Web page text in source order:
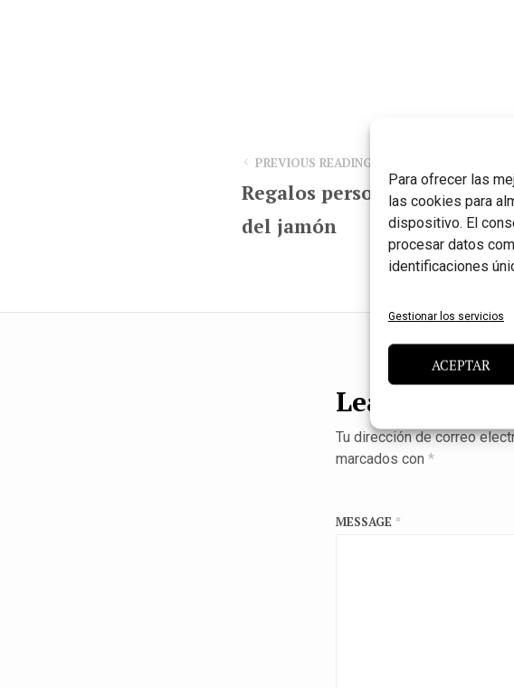
Para ofrecer las
las cookies para
dispositivo. El
procesar datos
identificaciones
Gestionar los servicios
ACEPTAR
PREVIOUS READING
Regalos personalizados
del jamón
Leave a Reply
Tu dirección de correo
marcados con *
MESSAGE *